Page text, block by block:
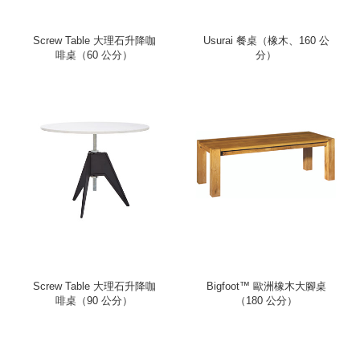
Screw Table 大理石升降咖
啡桌（60 公分）
Usurai 餐桌（橡木、160 公
分）
Screw Table 大理石升降咖
啡桌（90 公分）
Bigfoot™ 歐洲橡木大腳桌
（180 公分）